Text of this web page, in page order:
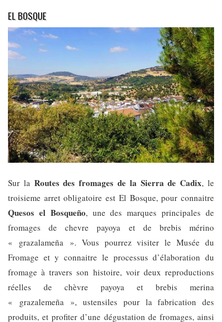
EL BOSQUE
Sur la Routes des fromages de la Sierra de Cadix, le
troisieme arret obligatoire est El Bosque, pour connaitre
Quesos el Bosqueño, une des marques principales de
fromages de chevre payoya et de brebis mérino
« grazalameña ». Vous pourrez visiter le Musée du
Fromage et y connaitre le processus d’élaboration du
fromage à travers son histoire, voir deux reproductions
réelles de chèvre payoya et brebis merina
« grazalemeña », ustensiles pour la fabrication des
produits, et profiter d’une dégustation de fromages, ainsi